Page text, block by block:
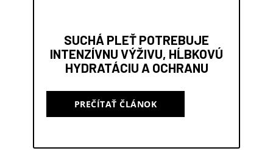
SUCHÁ PLEŤ POTREBUJE
INTENZÍVNU VÝŽIVU, HĹBKOVÚ
HYDRATÁCIU A OCHRANU
PREČÍTAŤ ČLÁNOK